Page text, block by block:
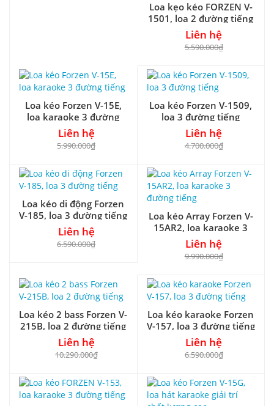
Loa kẹo kéo FORZEN V-
1501, loa 2 đường tiếng
Liên hệ
5.590.000₫
Loa kéo Forzen V-15E,
loa karaoke 3 đường
tiếng
Liên hệ
5.990.000₫
Loa kéo Forzen V-1509,
loa 3 đường tiếng
Liên hệ
4.700.000₫
Loa kéo di động Forzen
V-185, loa 3 đường tiếng
Liên hệ
6.590.000₫
Loa kéo Array Forzen V-
15AR2, loa karaoke 3
đường tiếng
Liên hệ
9.990.000₫
Loa kéo 2 bass Forzen V-
215B, loa 2 đường tiếng
Liên hệ
10.290.000₫
Loa kéo karaoke Forzen
V-157, loa 3 đường tiếng
Liên hệ
6.590.000₫